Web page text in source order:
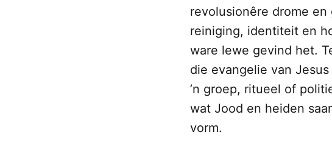
revolusionêre drome
reiniging, identiteit en
ware lewe gevind het.
die evangelie van
’n groep, ritueel of
wat Jood en heiden
vorm.